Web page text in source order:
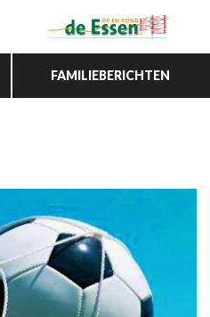
FAMILIEBERICHTEN